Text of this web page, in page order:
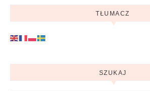
TŁUMACZ
SZUKAJ